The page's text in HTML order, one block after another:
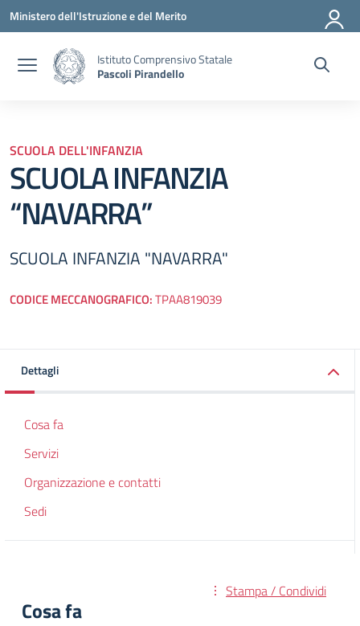
Vai ai contenuti
Vai al menu di navigazione
Vai al footer
Ministero dell'Istruzione e del Merito
Istituto Comprensivo Statale
Pascoli Pirandello
SCUOLA DELL'INFANZIA
SCUOLA INFANZIA
“NAVARRA”
SCUOLA INFANZIA "NAVARRA"
CODICE MECCANOGRAFICO:TPAA819039
Dettagli
Cosa fa
Servizi
Organizzazione e contatti
Sedi
Stampa / Condividi
Cosa fa